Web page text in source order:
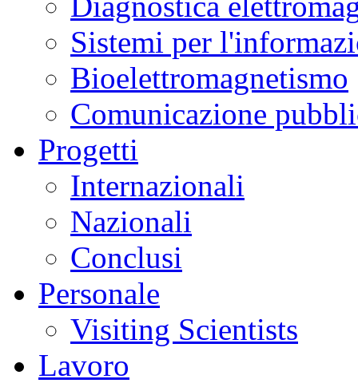
Sistemi per
Bioelettromagnetismo
Comunicazione
Progetti
Internazionali
Nazionali
Conclusi
Personale
Visiting Scientists
Lavoro